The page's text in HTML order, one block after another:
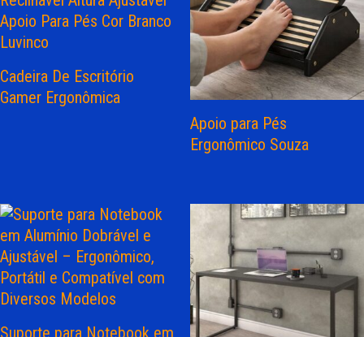
Cadeira De Escritório
Gamer Ergonômica
Apoio para Pés
Ergonômico Souza
Suporte para Notebook em